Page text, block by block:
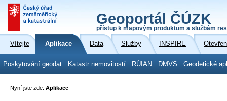
Geoportál ČÚZK
přístup k mapovým produktům a službám
Vítejte Aplikace Data Služby INSPIRE
Poskytování geodat Katastr nemovitostí RÚIAN DMVS Geodetické
Nyní jste zde: Aplikace